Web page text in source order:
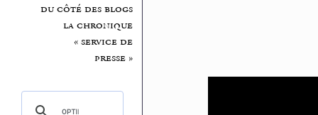
du côté des blogs
la chronique
« service de
presse »